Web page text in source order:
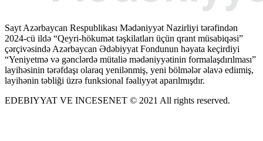
Sayt Azərbaycan Respublikası Mədəniyyət Nazirliyi tərəfindən
2024-cü ildə “Qeyri-hökumət təşkilatları üçün qrant müsabiqəsi”
çərçivəsində Azərbaycan Ədəbiyyat Fondunun həyata keçirdiyi
“Yeniyetmə və gənclərdə mütaliə mədəniyyətinin formalaşdırılması”
layihəsinin tərəfdaşı olaraq yenilənmiş, yeni bölmələr əlavə ediımiş,
layihənin təbliği üzrə funksional fəaliyyət aparılmışdır.
EDEBIYYAT VE INCESENET © 2021 All rights reserved.